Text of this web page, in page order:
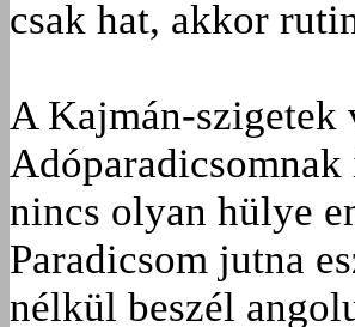
csak hat, akkor
A Kajmán-szigetek
nincs olyan hülye
Paradicsom jutna
nélkül beszél